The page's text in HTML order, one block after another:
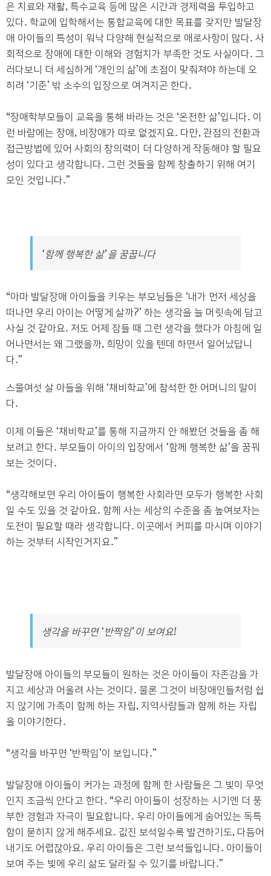
은 치료와 재활, 특수교육 등에 많은 시간과 경제력을 투입하고
있다. 학교에 입학해서는 통합교육에 대한 목표를 갖지만 발달장
애 아이들의 특성이 워낙 다양해 현실적으로 애로사항이 많다. 사
회적으로 장애에 대한 이해와 경험치가 부족한 것도 사실이다. 그
러다보니 더 세심하게 ‘개인의 삶’에 초점이 맞춰져야 하는데 오
히려 ‘기준’ 밖 소수의 입장으로 여겨지곤 한다.
“장애학부모들이 교육을 통해 바라는 것은 ‘온전한 삶’입니다. 이
런 바람에는 장애 , 비장애가 따로 없겠지요. 다만, 관점의 전환과
접근방법에 있어 사회의 창의력이 더 다양하게 작동해야 할 필요
성이 있다고 생각합니다. 그런 것들을 함께 창출하기 위해 여기
모인 것입니다.”
‘함께 행복한 삶’을 꿈꿉니다
“아마 발달장애 아이들을 키우는 부모님들은 ‘내가 먼저 세상을
떠나면 우리 아이는 어떻게 살까?’ 하는 생각을 늘 머릿속에 담고
사실 것 같아요. 저도 어제 잠들 때 그런 생각을 했다가 아침에 일
어나면서는 왜 그랬을까, 희망이 있을 텐데 하면서 일어났답니
다.”
스물여섯 살 아들을 위해 ‘채비학교’에 참석한 한 어머니의 말이
다.
이제 이들은 ‘채비학교’를 통해 지금까지 안 해봤던 것들을 좀 해
보려고 한다. 부모들이 아이의 입장에서 ‘함께 행복한 삶’을 꿈꿔
보는 것이다.
“생각해보면 우리 아이들이 행복한 사회라면 모두가 행복한 사회
일 수도 있을 것 같아요. 함께 사는 세상의 수준을 좀 높여보자는
도전이 필요할 때라 생각합니다. 이곳에서 커피를 마시며 이야기
하는 것부터 시작인거지요.”
생각을 바꾸면 ‘반짝임’이 보여요!
발달장애 아이들의 부모들이 원하는 것은 아이들이 자존감을 가
지고 세상과 어울려 사는 것이다. 물론 그것이 비장애인들처럼 쉽
지 않기에 가족이 함께 하는 자립, 지역사람들과 함께 하는 자립
을 이야기한다.
“생각을 바꾸면 ‘반짝임’이 보입니다.”
발달장애 아이들이 커가는 과정에 함께 한 사람들은 그 빛이 무엇
인지 조금씩 안다고 한다. “우리 아이들이 성장하는 시기엔 더 풍
부한 경험과 자극이 필요합니다. 우리 아이들에게 숨어있는 독특
함이 묻히지 않게 해주세요. 값진 보석일수록 발견하기도, 다듬어
내기도 어렵잖아요. 우리 아이들은 그런 보석들입니다. 아이들이
보여 주는 빛에 우리 삶도 달라질 수 있기를 바랍니다.”